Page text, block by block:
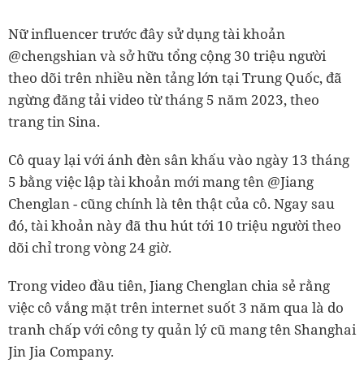
Nữ influencer trước đây sử dụng tài khoản
@chengshian và sở hữu tổng cộng 30 triệu người
theo dõi trên nhiều nền tảng lớn tại Trung Quốc, đã
ngừng đăng tải video từ tháng 5 năm 2023, theo
trang tin Sina.
Cô quay lại với ánh đèn sân khấu vào ngày 13 tháng
5 bằng việc lập tài khoản mới mang tên @Jiang
Chenglan - cũng chính là tên thật của cô. Ngay sau
đó, tài khoản này đã thu hút tới 10 triệu người theo
dõi chỉ trong vòng 24 giờ.
Trong video đầu tiên, Jiang Chenglan chia sẻ rằng
việc cô vắng mặt trên internet suốt 3 năm qua là do
tranh chấp với công ty quản lý cũ mang tên Shanghai
Jin Jia Company.